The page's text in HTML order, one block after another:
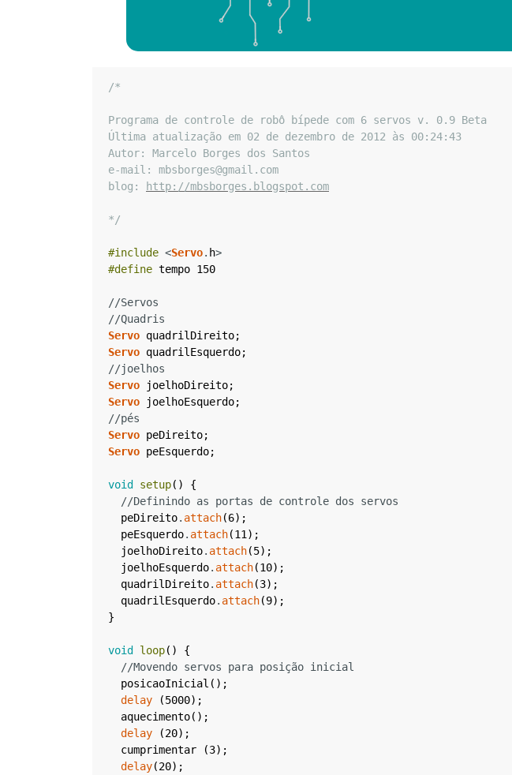
/*
Programa de controle de robô bípede com 6 servos v. 0.9 Beta
Última atualização em 02 de dezembro de 2012 às 00:24:43
Autor: Marcelo Borges dos Santos
e-mail: mbsborges@gmail.com
blog:
http://mbsborges.blogspot.com
*/
#include <Servo. h>
#define tempo 150
//Servos
//Quadris
Servo quadrilDireito;
Servo quadrilEsquerdo;
//joelhos
Servo
joelhoDireito;
Servo
joelhoEsquerdo;
//pés
Servo peDireito;
Servo peEsquerdo;
void setup( )
{
//Definindo as portas de controle dos servos
peDireito. attach(6) ;
peEsquerdo. attach(11 ) ;
joelhoDireito. attach(5) ;
joelhoEsquerdo. attach(10) ;
quadrilDireito. attach(3) ;
quadrilEsquerdo. attach(9) ;
}
void loop( )
{
//Movendo servos para posição inicial
posicaoInicial ( ) ;
delay
(5000) ;
aquecimento( ) ;
delay
(20) ;
cumprimentar
(3) ;
delay(20) ;